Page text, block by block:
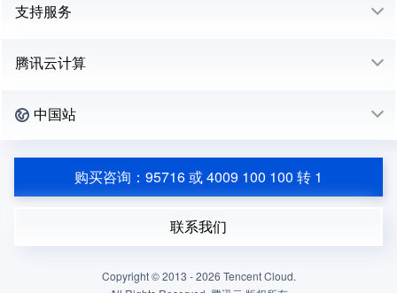
支持服务
腾讯云计算
中国站
购买咨询：95716 或 4009 100 100 转 1
联系我们
Copyright © 2013 -2026 Tencent Cloud.